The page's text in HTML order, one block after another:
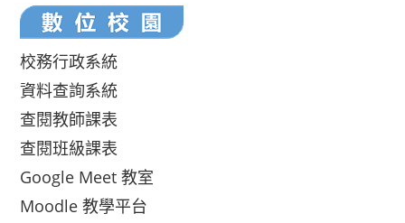
校務行政系統
資料查詢系統
查閱教師課表
查閱班級課表
Google Meet 教室
Moodle 教學平台